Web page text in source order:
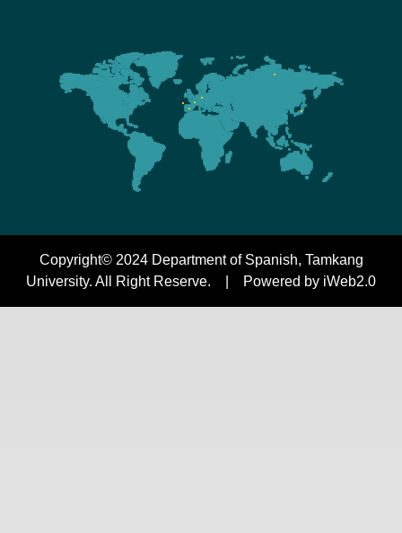
Copyright© 2024 Department of Spanish, Tamkang
University. All Right Reserve. | Powered by iWeb2.0